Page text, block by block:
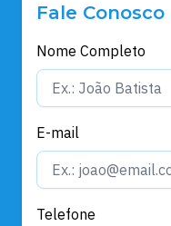
Fale Conosco
Nome Completo
E-mail
Telefone